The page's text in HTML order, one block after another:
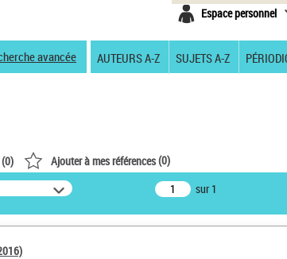
Espace personnel
avancée AUTEURS A-Z SUJETS A-Z
0) Ajouter à mes références(0)
sur 1